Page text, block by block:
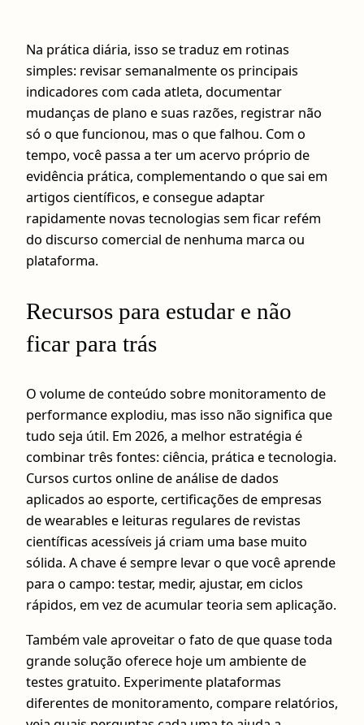
Na prática diária, isso se traduz em rotinas
simples: revisar semanalmente os principais
indicadores com cada atleta, documentar
mudanças de plano e suas razões, registrar não
só o que funcionou, mas o que falhou. Com o
tempo, você passa a ter um acervo próprio de
evidência prática, complementando o que sai em
artigos científicos, e consegue adaptar
rapidamente novas tecnologias sem ficar refém
do discurso comercial de nenhuma marca ou
plataforma.
Recursos para estudar e não
ficar para trás
O volume de conteúdo sobre monitoramento de
performance explodiu, mas isso não significa que
tudo seja útil. Em 2026, a melhor estratégia é
combinar três fontes: ciência, prática e tecnologia.
Cursos curtos online de análise de dados
aplicados ao esporte, certificações de empresas
de wearables e leituras regulares de revistas
científicas acessíveis já criam uma base muito
sólida. A chave é sempre levar o que você aprende
para o campo: testar, medir, ajustar, em ciclos
rápidos, em vez de acumular teoria sem aplicação.
Também vale aproveitar o fato de que quase toda
grande solução oferece hoje um ambiente de
testes gratuito. Experimente plataformas
diferentes de monitoramento, compare relatórios,